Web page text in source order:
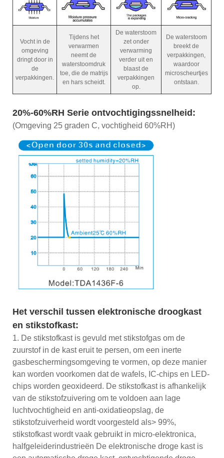
Vocht in de
omgeving
dringt door in
de
verpakkingen.
Tijdens het
verwarmen
neemt de
waterstoomdruk
toe, die de matrijs
en hars scheidt.
De waterstoom
zet onder
verwarming
verder uit en
blaast de
verpakkingen
op.
De waterstoom
breekt de
verpakkingen,
waardoor
microscheurtjes
ontstaan.
20%-60%RH Serie ontvochtigingssnelheid:
(Omgeving 25 graden C, vochtigheid 60%RH)
Het verschil tussen elektronische droogkast
en stikstofkast:
1. De stikstofkast is gevuld met stikstofgas om de
zuurstof in de kast eruit te persen, om een ​​inerte
gasbeschermingsomgeving te vormen, op deze manier
kan worden voorkomen dat de wafels, IC-chips en LED-
chips worden geoxideerd. De stikstofkast is afhankelijk
van de stikstofzuivering om te voldoen aan lage
luchtvochtigheid en anti-oxidatieopslag, de
stikstofzuiverheid wordt voorgesteld als> 99%,
stikstofkast wordt vaak gebruikt in micro-elektronica,
halfgeleiderindustrieën De elektronische droge kast is